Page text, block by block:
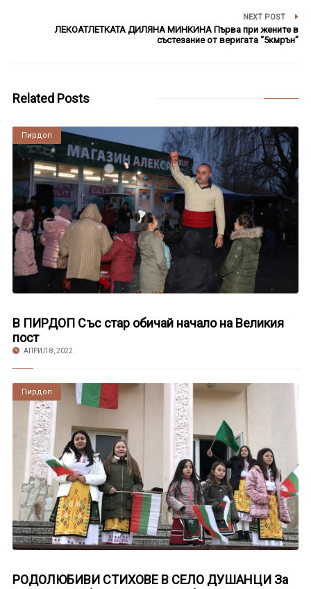
NEXT POST
ЛЕКОАТЛЕТКАТА ДИЛЯНА МИНКИНА Първа при жените в
състезание от веригата “5кмрън”
Related Posts
Пирдоп
В ПИРДОП Със стар обичай начало на Великия
пост
АПРИЛ 8, 2022
Пирдоп
РОДОЛЮБИВИ СТИХОВЕ В СЕЛО ДУШАНЦИ За